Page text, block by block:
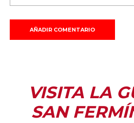
VISITA LA
SAN